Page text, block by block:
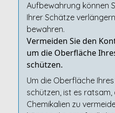
Aufbewahrung können
Ihrer Schätze
bewahren.
Vermeiden Sie den
um die Oberfläche
schützen.
Um die Oberfläche
schützen, ist es
Chemikalien zu